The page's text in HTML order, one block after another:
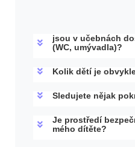
jsou v učebnách
(WC, umývadla)?
Kolik dětí je
Sledujete nějak
Je prostředí
mého dítěte?